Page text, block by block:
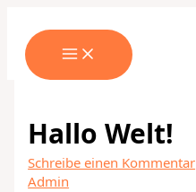
Inhalt
springen
Hallo Welt!
Schreibe einen Kommentar
Admin
eingeben…
Mail-
Adresse*